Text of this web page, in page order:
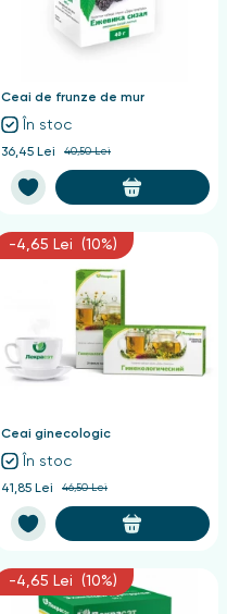
Ceai de frunze de mur
În stoc
36,45 Lei 40,50 Lei
-4,65 Lei (10%)
Ceai ginecologic
În stoc
41,85 Lei 46,50 Lei
-4,65 Lei (10%)